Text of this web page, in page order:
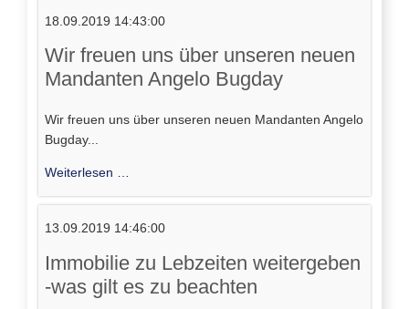
Finanzverwaltung
18.09.2019 14:43:00
Wir freuen uns über unseren neuen
Mandanten Angelo Bugday
Wir freuen uns über unseren neuen Mandanten Angelo
Bugday...
Weiterlesen …
über
neuen
Mandanten
13.09.2019 14:46:00
Immobilie zu Lebzeiten weitergeben
-was gilt es zu beachten